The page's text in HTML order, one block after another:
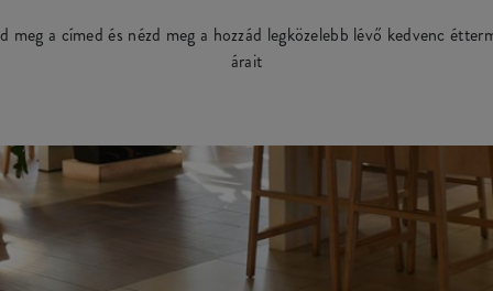
meg a címed és nézd meg a hozzád legközelebb lévő kedvenc
árait